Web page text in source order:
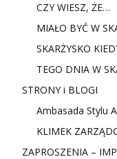
CZY WIESZ, ŻE…
MIAŁO BYĆ W
SKARŻYSKO
TEGO DNIA W
STRONY i BLOGI
Ambasada Stylu
KLIMEK
ZAPROSZENIA –